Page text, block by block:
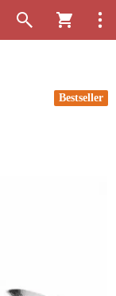
Bestseller